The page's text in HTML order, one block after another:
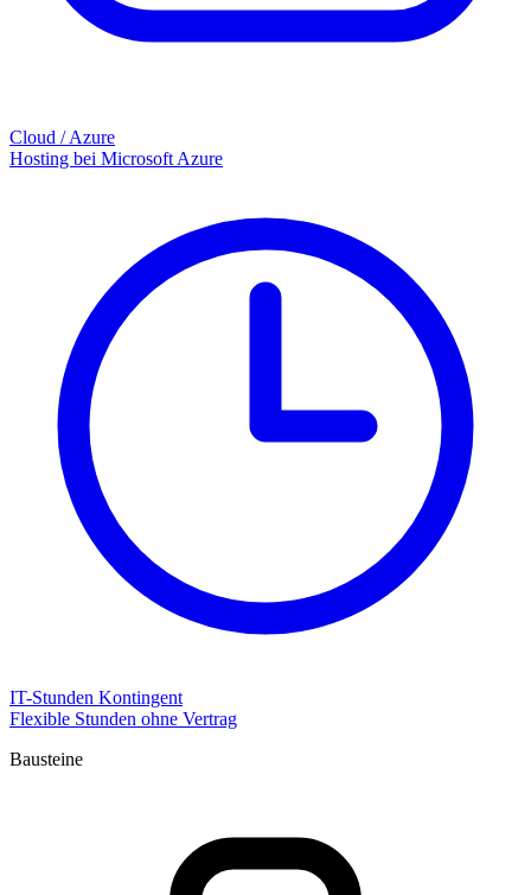
Cloud / Azure
Hosting bei Microsoft Azure
IT-Stunden Kontingent
Flexible Stunden ohne Vertrag
Bausteine